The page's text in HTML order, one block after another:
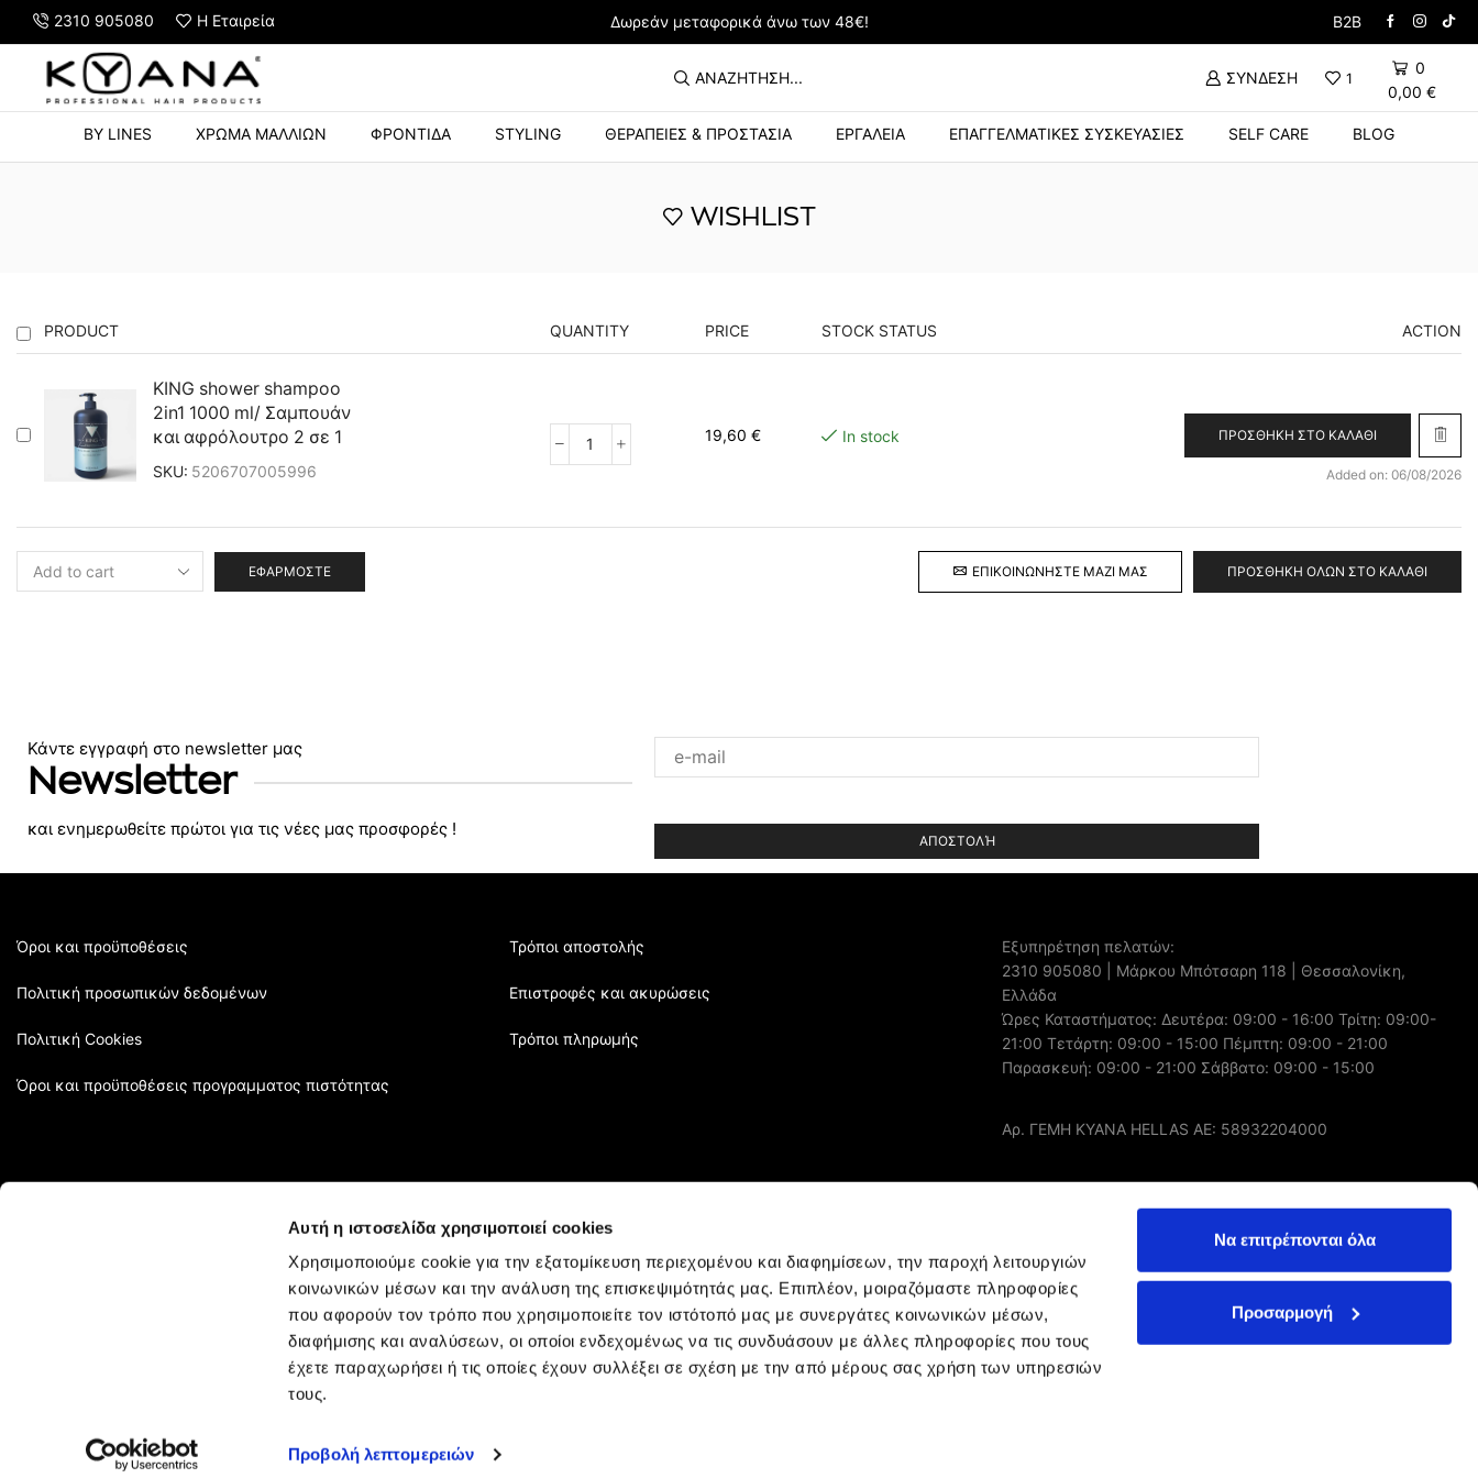
Αυτή η ιστοσελίδα χρησιμοποιεί cookies
Χρησιμοποιούμε cookie για την εξατομίκευση περιεχομένου και διαφημίσεων, την παροχή λειτουργιών
κοινωνικών μέσων και την ανάλυση της επισκεψιμότητάς μας. Επιπλέον, μοιραζόμαστε πληροφορίες
που αφορούν τον τρόπο που χρησιμοποιείτε τον ιστότοπό μας με συνεργάτες κοινωνικών μέσων,
διαφήμισης και αναλύσεων, οι οποίοι ενδεχομένως να τις συνδυάσουν με άλλες πληροφορίες που τους
έχετε παραχωρήσει ή τις οποίες έχουν συλλέξει σε σχέση με την από μέρους σας χρήση των υπηρεσιών
τους.
Προβολή λεπτομερειών
Να επιτρέπονται όλα
Προσαρμογή
2310 905080 Η Εταιρεία
STRONG HOLD 500ml με αγορές άνω των 60€ Δωρεάν μεταφορικά άνω των 48€! Δώρο Βούρτσα με την
B2B
ΑΝΑΖΉΤΗΣΗ... ΣΎΝΔΕΣΗ 1
0
0,00 €
BY LINES ΧΡΩΜΑ ΜΑΛΛΙΩΝ ΦΡΟΝΤΙΔΑ STYLING ΘΕΡΑΠΕΙΕΣ & ΠΡΟΣΤΑΣΙΑ ΕΡΓΑΛΕΙΑ ΕΠΑΓΓΕΛΜΑΤΙΚΈΣ ΣΥΣΚΕΥΑΣΊΕΣ SELF CARE BLOG
WISHLIST
PRODUCT QUANTITY PRICE STOCK STATUS ACTION
KING shower shampoo
2in1 1000 ml/ Σαμπουάν
και αφρόλουτρο 2 σε 1
SKU: 5206707005996
19,60 € In stock ΠΡΟΣΘΉΚΗ ΣΤΟ ΚΑΛΆΘΙ
Added on: 06/08/2026
ΕΦΑΡΜΌΣΤΕ ΕΠΙΚΟΙΝΩΝΉΣΤΕ ΜΑΖΊ ΜΑΣ ΠΡΟΣΘΉΚΗ ΌΛΩΝ ΣΤΟ ΚΑΛΆΘΙ
Κάντε εγγραφή στο newsletter μας
Newsletter
και ενημερωθείτε πρώτοι για τις νέες μας προσφορές !
this
field
Όροι και προϋποθέσεις
Πολιτική προσωπικών δεδομένων
Πολιτική Cookies
Όροι και προϋποθέσεις προγραμματος πιστότητας
Τρόποι αποστολής
Επιστροφές και ακυρώσεις
Τρόποι πληρωμής
Εξυπηρέτηση πελατών:
2310 905080 | Μάρκου Μπότσαρη 118 | Θεσσαλονίκη,
Ελλάδα
Ώρες Καταστήματος: Δευτέρα: 09:00 - 16:00 Τρίτη: 09:00-
21:00 Τετάρτη: 09:00 - 15:00 Πέμπτη: 09:00 - 21:00
Παρασκευή: 09:00 - 21:00 Σάββατο: 09:00 - 15:00
Αρ. ΓΕΜΗ ΚΥΑΝΑ HELLAS AE: 58932204000